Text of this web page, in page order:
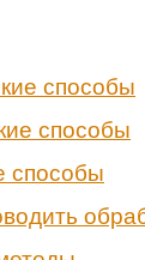
способы
способы
способы